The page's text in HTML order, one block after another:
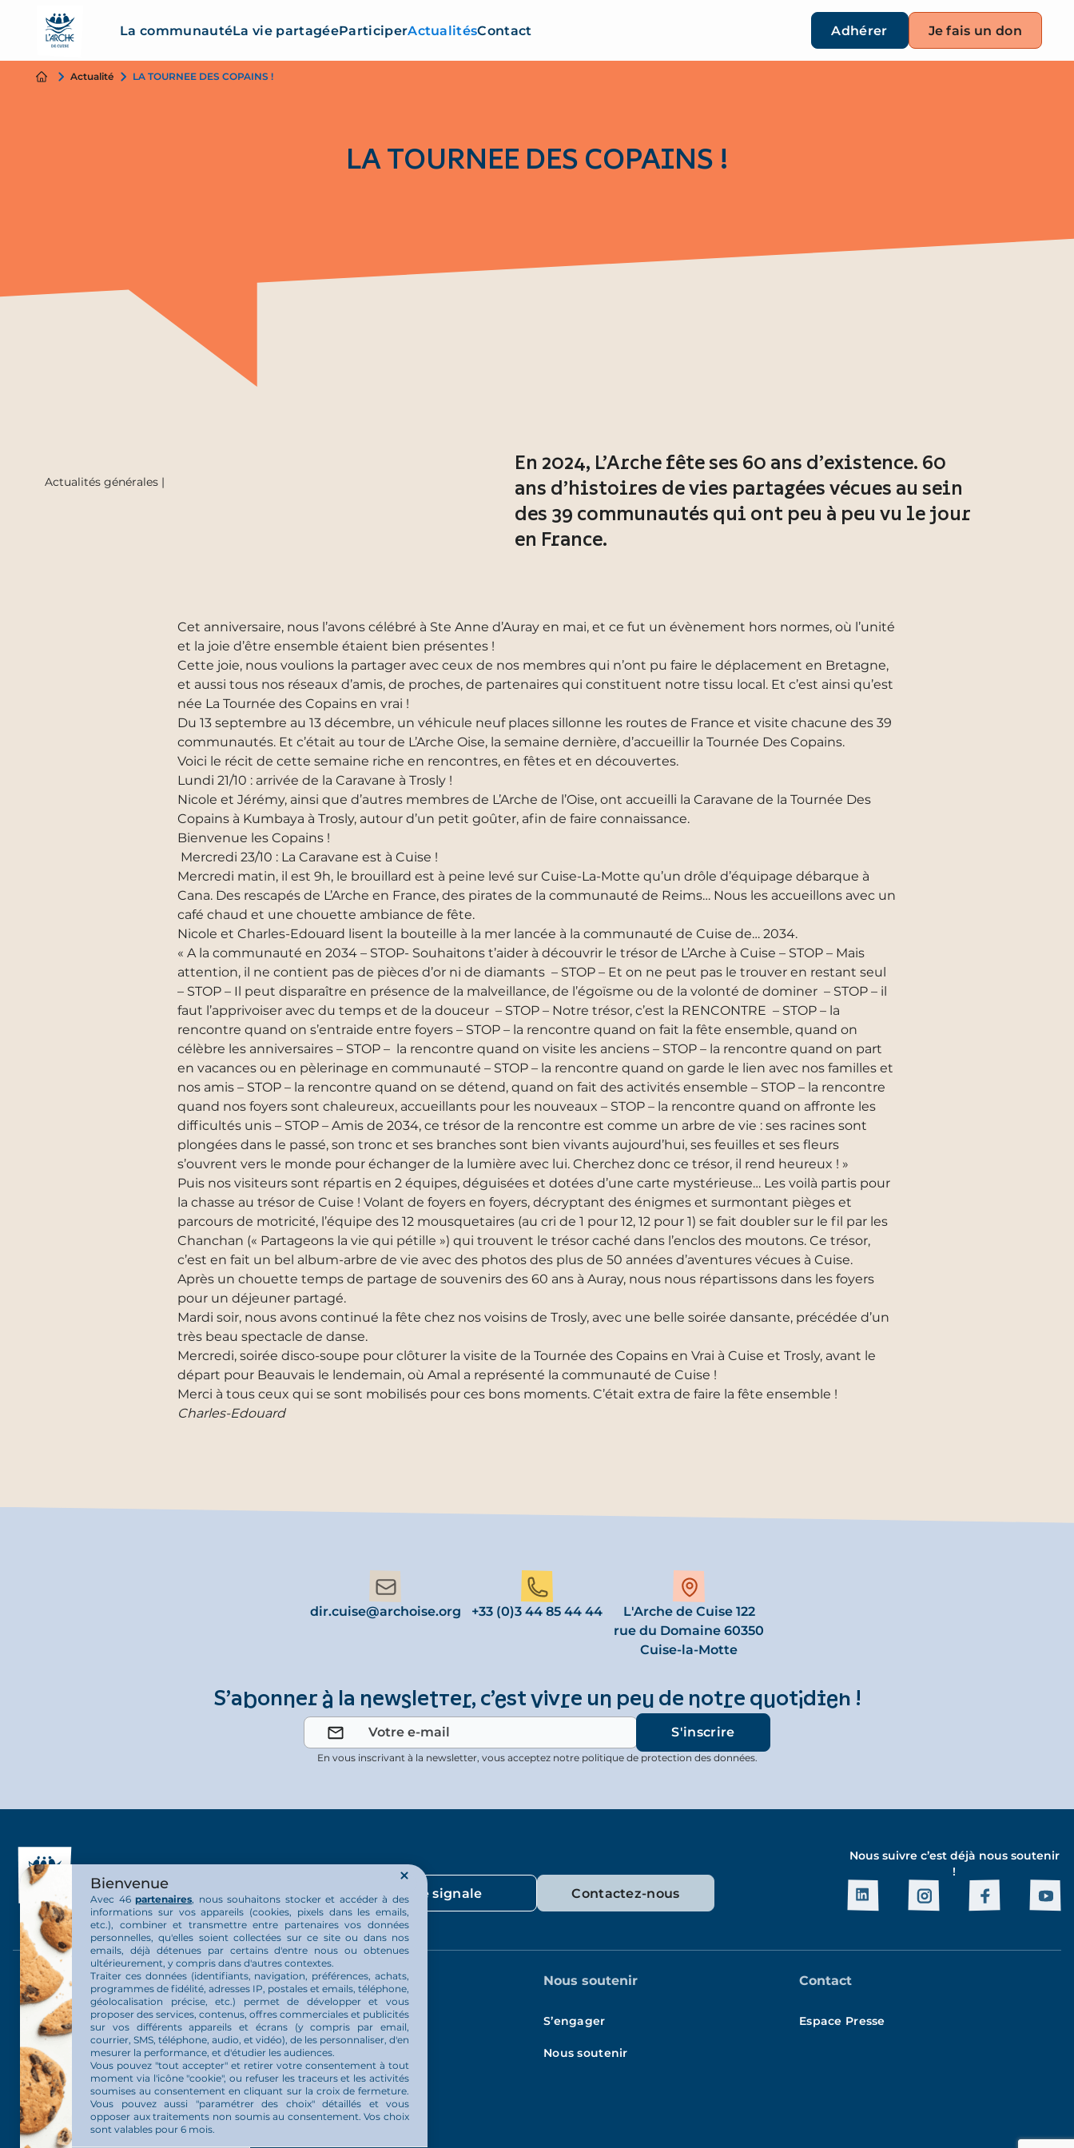
Adhérer Je fais un don
La communautéLa vie partagéeParticiperActualitésContact
Actualité LA TOURNEE DES COPAINS !
LA TOURNEE DES COPAINS !
En 2024, L’Arche fête ses 60 ans d’existence. 60
ans d’histoires de vies partagées vécues au sein
des 39 communautés qui ont peu à peu vu le jour
en France.
Actualités générales |
Cet anniversaire, nous l’avons célébré à Ste Anne d’Auray en mai, et ce fut un évènement hors normes, où l’unité
et la joie d’être ensemble étaient bien présentes !
Cette joie, nous voulions la partager avec ceux de nos membres qui n’ont pu faire le déplacement en Bretagne,
et aussi tous nos réseaux d’amis, de proches, de partenaires qui constituent notre tissu local. Et c’est ainsi qu’est
née La Tournée des Copains en vrai !
Du 13 septembre au 13 décembre, un véhicule neuf places sillonne les routes de France et visite chacune des 39
communautés. Et c’était au tour de L’Arche Oise, la semaine dernière, d’accueillir la Tournée Des Copains.
Voici le récit de cette semaine riche en rencontres, en fêtes et en découvertes.
Lundi 21/10 : arrivée de la Caravane à Trosly !
Nicole et Jérémy, ainsi que d’autres membres de L’Arche de l’Oise, ont accueilli la Caravane de la Tournée Des
Copains à Kumbaya à Trosly, autour d’un petit goûter, afin de faire connaissance.
Bienvenue les Copains !
Mercredi 23/10 : La Caravane est à Cuise !
Mercredi matin, il est 9h, le brouillard est à peine levé sur Cuise-La-Motte qu’un drôle d’équipage débarque à
Cana. Des rescapés de L’Arche en France, des pirates de la communauté de Reims… Nous les accueillons avec un
café chaud et une chouette ambiance de fête.
Nicole et Charles-Edouard lisent la bouteille à la mer lancée à la communauté de Cuise de… 2034.
« A la communauté en 2034 – STOP- Souhaitons t’aider à découvrir le trésor de L’Arche à Cuise – STOP – Mais
attention, il ne contient pas de pièces d’or ni de diamants – STOP – Et on ne peut pas le trouver en restant seul
– STOP – Il peut disparaître en présence de la malveillance, de l’égoïsme ou de la volonté de dominer – STOP – il
faut l’apprivoiser avec du temps et de la douceur – STOP – Notre trésor, c’est la RENCONTRE – STOP – la
rencontre quand on s’entraide entre foyers – STOP – la rencontre quand on fait la fête ensemble, quand on
célèbre les anniversaires – STOP – la rencontre quand on visite les anciens – STOP – la rencontre quand on part
en vacances ou en pèlerinage en communauté – STOP – la rencontre quand on garde le lien avec nos familles et
nos amis – STOP – la rencontre quand on se détend, quand on fait des activités ensemble – STOP – la rencontre
quand nos foyers sont chaleureux, accueillants pour les nouveaux – STOP – la rencontre quand on affronte les
difficultés unis – STOP – Amis de 2034, ce trésor de la rencontre est comme un arbre de vie : ses racines sont
plongées dans le passé, son tronc et ses branches sont bien vivants aujourd’hui, ses feuilles et ses fleurs
s’ouvrent vers le monde pour échanger de la lumière avec lui. Cherchez donc ce trésor, il rend heureux ! »
Puis nos visiteurs sont répartis en 2 équipes, déguisées et dotées d’une carte mystérieuse… Les voilà partis pour
la chasse au trésor de Cuise ! Volant de foyers en foyers, décryptant des énigmes et surmontant pièges et
parcours de motricité, l’équipe des 12 mousquetaires (au cri de 1 pour 12, 12 pour 1) se fait doubler sur le fil par les
Chanchan (« Partageons la vie qui pétille ») qui trouvent le trésor caché dans l’enclos des moutons. Ce trésor,
c’est en fait un bel album-arbre de vie avec des photos des plus de 50 années d’aventures vécues à Cuise.
Après un chouette temps de partage de souvenirs des 60 ans à Auray, nous nous répartissons dans les foyers
pour un déjeuner partagé.
Mardi soir, nous avons continué la fête chez nos voisins de Trosly, avec une belle soirée dansante, précédée d’un
très beau spectacle de danse.
Mercredi, soirée disco-soupe pour clôturer la visite de la Tournée des Copains en Vrai à Cuise et Trosly, avant le
départ pour Beauvais le lendemain, où Amal a représenté la communauté de Cuise !
Merci à tous ceux qui se sont mobilisés pour ces bons moments. C’était extra de faire la fête ensemble !
Charles-Edouard
dir.cuise@archoise.org +33 (0)3 44 85 44 44
L'Arche de Cuise 122
rue du Domaine 60350
Cuise-la-Motte
S’abonner à la newsletter, c’est vivre un peu de notre quotidien !
En vous inscrivant à la newsletter, vous acceptez notre politique de protection des données.
Je signale Contactez-nous
Nous suivre c’est déjà nous soutenir
!
La communauté
Présentation communauté
Nos projets
L’Arche en France
La vie au quotidien
Nos activités
Nous soutenir
S’engager
Nous soutenir
Contact
Espace Presse
Bienvenue
Avec 46partenaires, nous souhaitons stocker et accéder à des
informations sur vos appareils (cookies, pixels dans les emails,
etc.), combiner et transmettre entre partenaires vos données
personnelles, qu'elles soient collectées sur ce site ou dans nos
emails, déjà détenues par certains d'entre nous ou obtenues
ultérieurement, y compris dans d'autres contextes.
Traiter ces données (identifiants, navigation, préférences, achats,
programmes de fidélité, adresses IP, postales et emails, téléphone,
géolocalisation précise, etc.) permet de développer et vous
proposer des services, contenus, offres commerciales et publicités
sur vos différents appareils et écrans (y compris par email,
courrier, SMS, téléphone, audio, et vidéo), de les personnaliser, d'en
mesurer la performance, et d'étudier les audiences.
Vous pouvez "tout accepter" et retirer votre consentement à tout
moment via l'icône "cookie", ou refuser les traceurs et les activités
soumises au consentement en cliquant sur la croix de fermeture.
Vous pouvez aussi "paramétrer des choix" détaillés et vous
opposer aux traitements non soumis au consentement. Vos choix
sont valables pour 6 mois.